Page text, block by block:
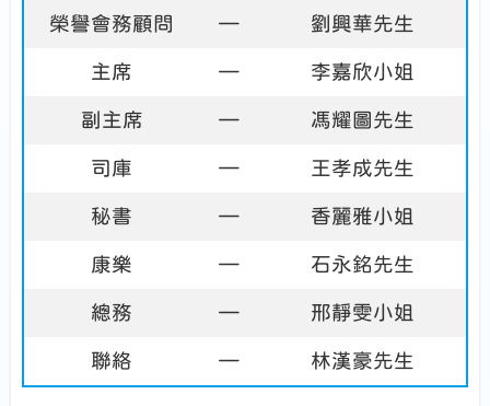
榮譽會務顧問 — 劉興華先生
主席 — 李嘉欣小姐
副主席 — 馮耀圖先生
司庫 — 王孝成先生
秘書 — 香麗雅小姐
康樂 — 石永銘先生
總務 — 邢靜雯小姐
聯絡 — 林漢豪先生